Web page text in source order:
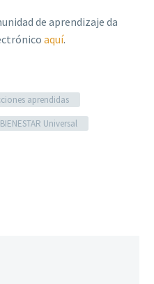
de aprendizaje da
aquí.
aprendidas
Universal